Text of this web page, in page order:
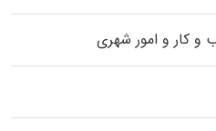
کار و امور شهری